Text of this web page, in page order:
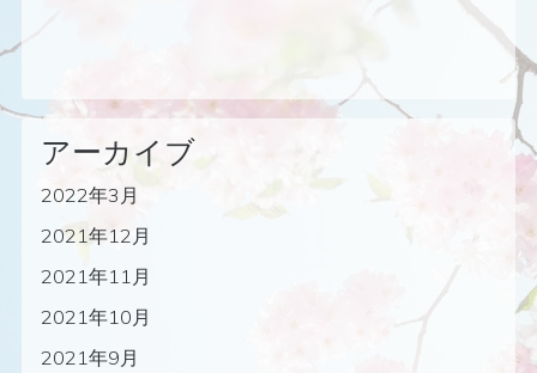
アーカイブ
2022年3月
2021年12月
2021年11月
2021年10月
2021年9月